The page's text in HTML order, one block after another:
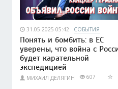
31.05.2025 05:42 СОБЫТИЯ
Понять и бомбить: в ЕС
уверены, что война с
будет карательной
экспедицией
МИХАИЛ ДЕЛЯГИН 607